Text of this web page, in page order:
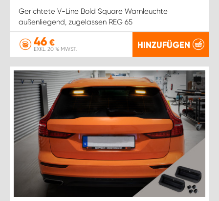
Gerichtete V-Line Bold Square Warnleuchte
außenliegend, zugelassen REG 65
46 €
EXKL. 20 % MWST. HINZUFÜGEN